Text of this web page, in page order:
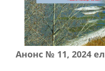
Анонс № 11, 2024 ел